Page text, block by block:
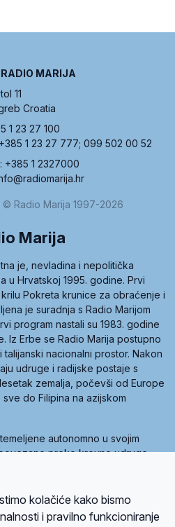
MARIJA
11
Croatia
1 23 27 100
1 23 27 777; 099 502 00 52
+385 1 2327000
Radio Marija 1997-2026
Marija
je, nevladina i nepolitička
u Hrvatskoj 1995. godine. Prvi
Pokreta krunice za obraćenje i
je suradnja s Radio Marijom
program nastali su 1983. godine
Iz Erbe se Radio Marija postupno
nacionalni prostor. Nakon
udruge i radijske postaje s
zemalja, počevši od Europe
do Filipina na azijskom
autonomno u svojim
preko krovne udruge
je sedam članica, među
Marija.
kolačiće kako bismo
i pravilno funkcioniranje